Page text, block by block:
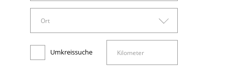
Ort
Ort
Umkreissuche
Arbeitswelt